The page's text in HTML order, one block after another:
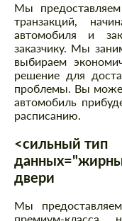
Мы
транзакций,
автомобиля и
заказчику. Мы
выбираем
решение для
проблемы. Вы
автомобиль
расписанию.
<сильный тип
двери
Мы